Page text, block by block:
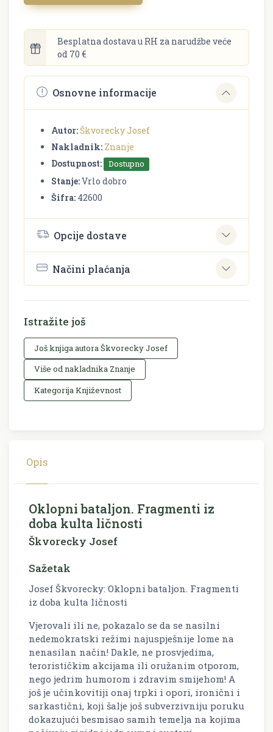
Besplatna dostava u RH za narudžbe veće
od 70 €
Osnovne informacije
Autor:Škvorecky Josef
Nakladnik: Znanje
Dostupnost:
Dostupno
Stanje:Vrlo dobro
Šifra: 42600
Opcije dostave
Načini plaćanja
Istražite još
Još knjiga autora Škvorecky Josef
Više od nakladnika Znanje
Kategorija Književnost
Opis
Oklopni bataljon. Fragmenti iz
doba kulta ličnosti
Škvorecky Josef
Sažetak
Josef Škvorecky: Oklopni bataljon. Fragmenti
iz doba kulta ličnosti
Vjerovali ili ne, pokazalo se da se nasilni
nedemokratski režimi najuspješnije lome na
nenasilan način! Dakle, ne prosvjedima,
terorističkim akcijama ili oružanim otporom,
nego jedrim humorom i zdravim smijehom! A
još je učinkovitiji onaj trpki i opori, ironični i
sarkastični, koji šalje još subverzivniju poruku
dokazujući besmisao samih temelja na kojima